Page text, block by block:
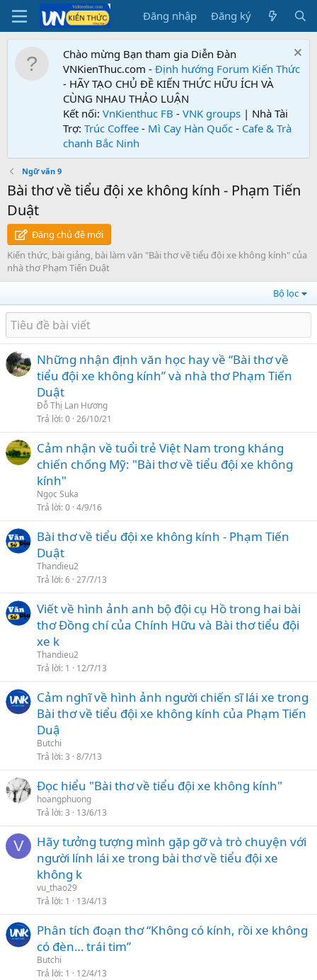
Đăng nhập Đăng ký
Chào mừng Bạn tham gia Diễn Đàn
VNKienThuc.com - Định hướng Forum Kiến Thức
- HÃY TẠO CHỦ ĐỀ KIẾN THỨC HỮU ÍCH VÀ
CÙNG NHAU THẢO LUẬN
Kết nối: VnKienthuc FB - VNK groups | Nhà Tài
Trợ: Trúc Coffee - Mì Cay Hàn Quốc - Cafe & Trà
chanh Bắc Ninh
Ngữ văn 9
Bài thơ về tiểu đội xe không kính - Phạm Tiến
Duật
Đăng chủ đề mới
Kiến thức, bài giảng, bài làm văn "Bài thơ về tiểu đội xe không kính" của
nhà thơ Phạm Tiến Duật
Bộ lọc
Những nhận định văn học hay về “Bài thơ về
tiểu đội xe không kính” và nhà thơ Phạm Tiến
Duật
Đỗ Thị Lan Hương
Trả lời 0 26/10/21
Cảm nhận về tuổi trẻ Việt Nam trong kháng
chiến chống Mỹ: "Bài thơ về tiểu đội xe không
kính"
Ngọc Suka
Trả lời 0 4/9/16
Bài thơ về tiểu đội xe không kính - Phạm Tiến
Duật
Thandieu2
Trả lời 6 27/7/13
Viết về hình ảnh anh bộ đội cụ Hồ trong hai bài
thơ Đồng chí của Chính Hữu và Bài thơ tiểu đội
xe k
Thandieu2
Trả lời 1 12/7/13
Cảm nghĩ về hình ảnh người chiến sĩ lái xe trong
Bài thơ về tiểu đội xe không kính của Phạm Tiến
Duậ
Butchi
Trả lời 3 8/7/13
Đọc hiểu "Bài thơ về tiểu đội xe không kính"
hoangphuong
Trả lời 3 13/6/13
V
Hãy tưởng tượng mình gặp gỡ và trò chuyện với
người lính lái xe trong bài thơ về tiểu đội xe
không k
vu_thao29
Trả lời 1 13/4/13
Phân tích đoạn thơ “Không có kính, rồi xe không
có đèn… trái tim”
Butchi
Trả lời 1 12/4/13